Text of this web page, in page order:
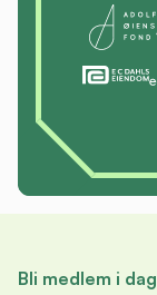
Bli medlem i dag